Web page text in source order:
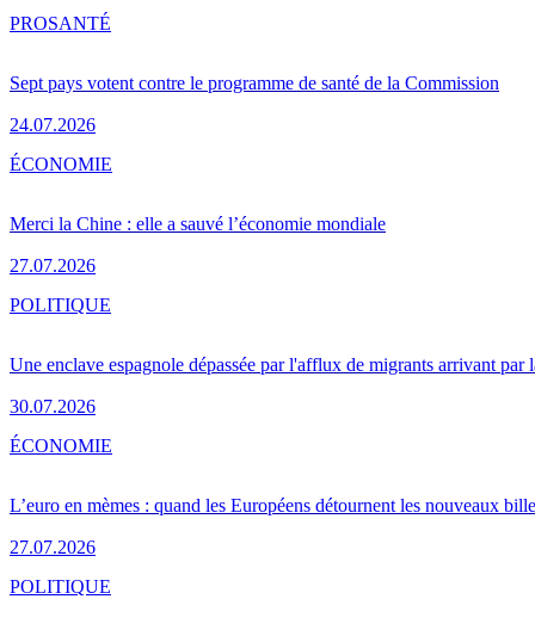
Sept pays votent contre le programme de santé de la Commission
24.07.2026
PROSANTÉ
Merci la Chine : elle a sauvé l’économie mondiale
27.07.2026
ÉCONOMIE
Une enclave espagnole dépassée par l'afflux de migrants arrivant par
30.07.2026
POLITIQUE
L’euro en mèmes : quand les Européens détournent les nouveaux
27.07.2026
ÉCONOMIE
POLITIQUE